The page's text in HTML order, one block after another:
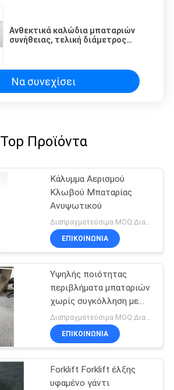
Ανθεκτικά καλώδια μπαταριών
συνήθειας, τελική διάμετρος
Να συνεχίσει
Top Προϊόντα
Κάλυμμα Αερισμού
Κλωβού Μπαταρίας
Ανυψωτικού
ΕΠΙΚΟΙΝΩΝΙΑ
Υψηλής ποιότητας
περιβλήματα μπαταριών
χωρίς συγκόλληση με
100% πρωτόγονο υλικό
PP και προσαρμόσιμα
μεγέθη - BCI Box
ΕΠΙΚΟΙΝΩΝΙΑ
Forklift Forklift έλξης
υφαμένο γάντι